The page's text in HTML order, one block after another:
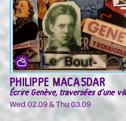
PHILIPPE MACASDAR
Écrire Genève, traversées d'une
Wed 02.09 & Thu 03.09